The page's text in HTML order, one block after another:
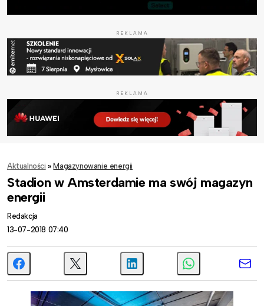
REKLAMA
REKLAMA
Aktualności » Magazynowanie energii
Stadion w Amsterdamie ma swój magazyn
energii
Redakcja
13-07-2018 07:40